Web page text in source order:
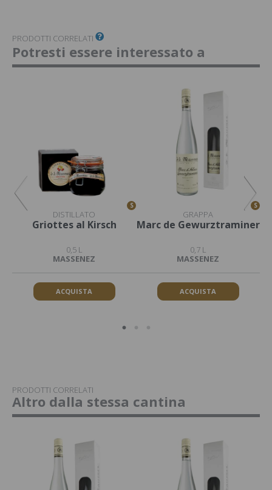
PRODOTTI CORRELATI
Potresti essere interessato a
S
DISTILLATO
Griottes al Kirsch
0,5 L
MASSENEZ
ACQUISTA
S
GRAPPA
Marc de Gewurztraminer
0,7 L
MASSENEZ
ACQUISTA
PRODOTTI CORRELATI
Altro dalla stessa cantina